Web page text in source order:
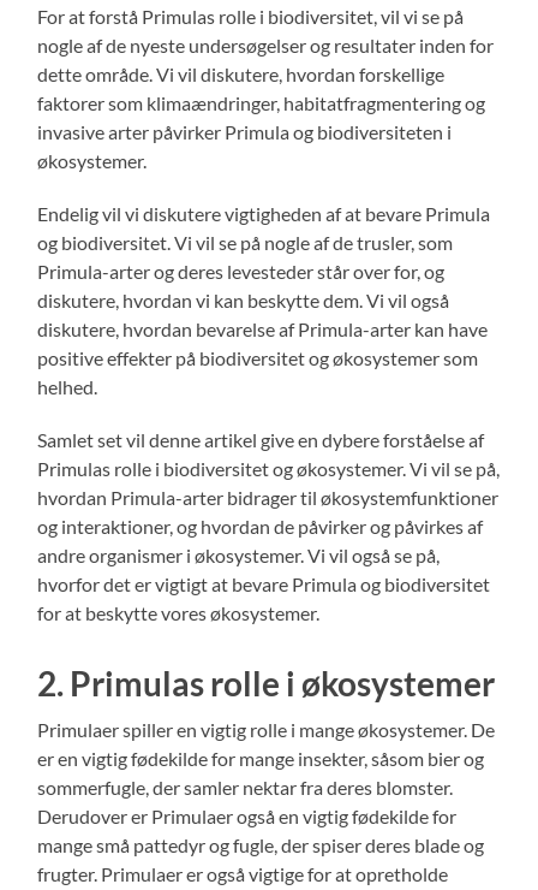
For at forstå Primulas rolle i biodiversitet, vil vi se på
nogle af de nyeste undersøgelser og resultater inden for
dette område. Vi vil diskutere, hvordan forskellige
faktorer som klimaændringer, habitatfragmentering og
invasive arter påvirker Primula og biodiversiteten i
økosystemer.
Endelig vil vi diskutere vigtigheden af at bevare Primula
og biodiversitet. Vi vil se på nogle af de trusler, som
Primula-arter og deres levesteder står over for, og
diskutere, hvordan vi kan beskytte dem. Vi vil også
diskutere, hvordan bevarelse af Primula-arter kan have
positive effekter på biodiversitet og økosystemer som
helhed.
Samlet set vil denne artikel give en dybere forståelse af
Primulas rolle i biodiversitet og økosystemer. Vi vil se på,
hvordan Primula-arter bidrager til økosystemfunktioner
og interaktioner, og hvordan de påvirker og påvirkes af
andre organismer i økosystemer. Vi vil også se på,
hvorfor det er vigtigt at bevare Primula og biodiversitet
for at beskytte vores økosystemer.
2. Primulas rolle i økosystemer
Primulaer spiller en vigtig rolle i mange økosystemer. De
er en vigtig fødekilde for mange insekter, såsom bier og
sommerfugle, der samler nektar fra deres blomster.
Derudover er Primulaer også en vigtig fødekilde for
mange små pattedyr og fugle, der spiser deres blade og
frugter. Primulaer er også vigtige for at opretholde